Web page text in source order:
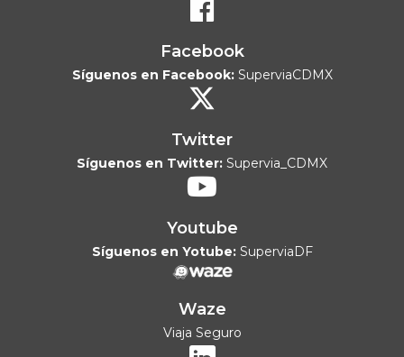
Facebook
Síguenos en Facebook: SuperviaCDMX
Twitter
Síguenos en Twitter: Supervia_CDMX
Youtube
Síguenos en Yotube: SuperviaDF
Waze
Viaja Seguro